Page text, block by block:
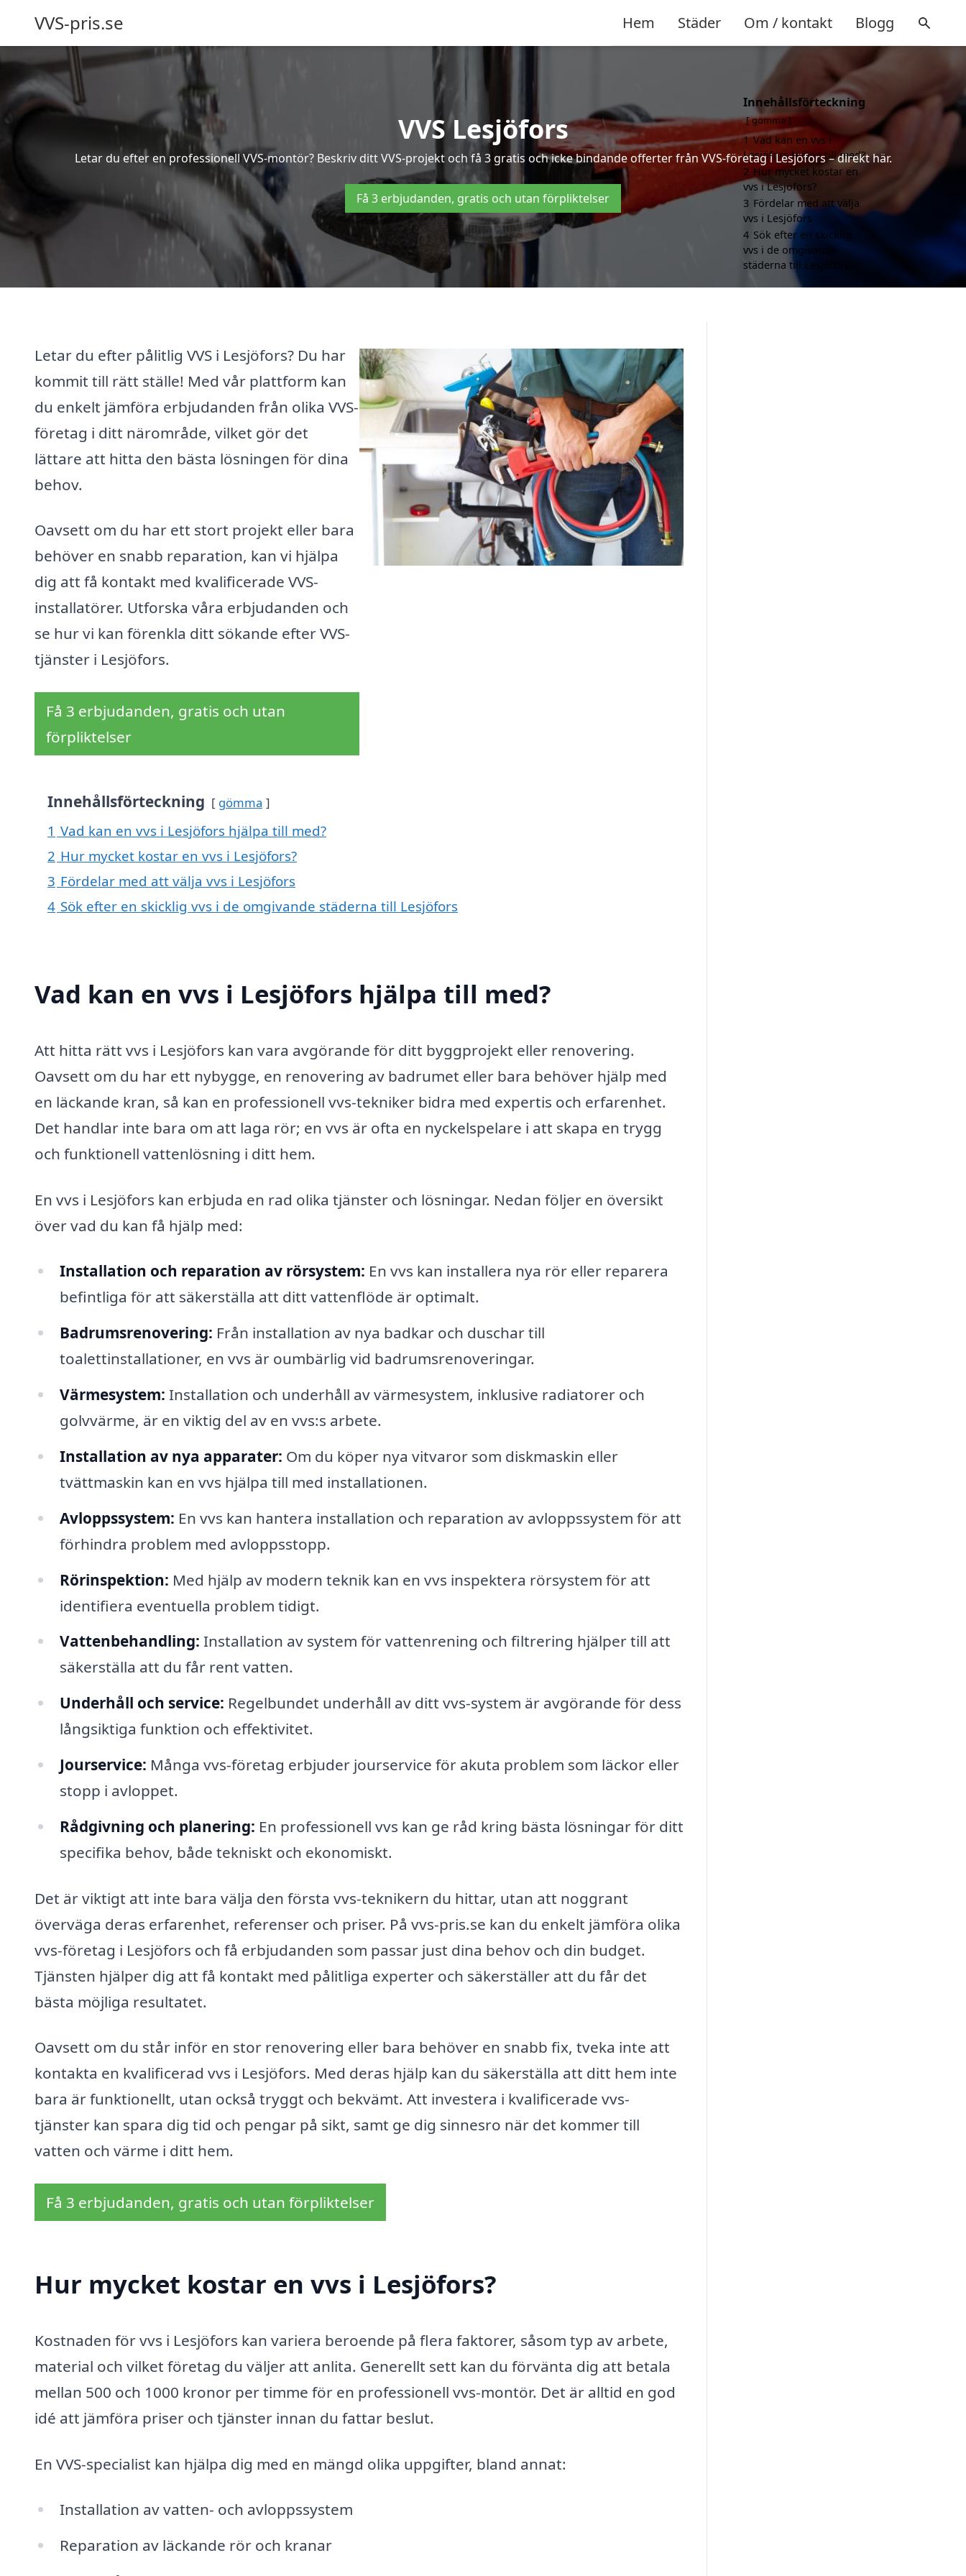
VVS-pris.se Hem Städer Om / kontakt Blogg
VVS Lesjöfors
Letar du efter en professionell VVS-montör? Beskriv ditt VVS-projekt och få 3 gratis och icke bindande offerter från VVS-företag i Lesjöfors – direkt här.
Få 3 erbjudanden, gratis och utan förpliktelser
Letar du efter pålitlig VVS i Lesjöfors? Du har
kommit till rätt ställe! Med vår plattform kan
du enkelt jämföra erbjudanden från olika VVS-
företag i ditt närområde, vilket gör det
lättare att hitta den bästa lösningen för dina
behov.
Oavsett om du har ett stort projekt eller bara
behöver en snabb reparation, kan vi hjälpa
dig att få kontakt med kvalificerade VVS-
installatörer. Utforska våra erbjudanden och
se hur vi kan förenkla ditt sökande efter VVS-
tjänster i Lesjöfors.
Få 3 erbjudanden, gratis och utan
förpliktelser
Innehållsförteckning gömma
1 Vad kan en vvs i Lesjöfors hjälpa till med?
2 Hur mycket kostar en vvs i Lesjöfors?
3 Fördelar med att välja vvs i Lesjöfors
4 Sök efter en skicklig vvs i de omgivande städerna till Lesjöfors
Vad kan en vvs i Lesjöfors hjälpa till med?
Att hitta rätt vvs i Lesjöfors kan vara avgörande för ditt byggprojekt eller renovering.
Oavsett om du har ett nybygge, en renovering av badrumet eller bara behöver hjälp med
en läckande kran, så kan en professionell vvs-tekniker bidra med expertis och erfarenhet.
Det handlar inte bara om att laga rör; en vvs är ofta en nyckelspelare i att skapa en trygg
och funktionell vattenlösning i ditt hem.
En vvs i Lesjöfors kan erbjuda en rad olika tjänster och lösningar. Nedan följer en översikt
över vad du kan få hjälp med:
Installation och reparation av rörsystem: En vvs kan installera nya rör eller reparera
befintliga för att säkerställa att ditt vattenflöde är optimalt.
Badrumsrenovering: Från installation av nya badkar och duschar till
toalettinstallationer, en vvs är oumbärlig vid badrumsrenoveringar.
Värmesystem: Installation och underhåll av värmesystem, inklusive radiatorer och
golvvärme, är en viktig del av en vvs:s arbete.
Installation av nya apparater: Om du köper nya vitvaror som diskmaskin eller
tvättmaskin kan en vvs hjälpa till med installationen.
Avloppssystem: En vvs kan hantera installation och reparation av avloppssystem för att
förhindra problem med avloppsstopp.
Rörinspektion: Med hjälp av modern teknik kan en vvs inspektera rörsystem för att
identifiera eventuella problem tidigt.
Vattenbehandling: Installation av system för vattenrening och filtrering hjälper till att
säkerställa att du får rent vatten.
Underhåll och service: Regelbundet underhåll av ditt vvs-system är avgörande för dess
långsiktiga funktion och effektivitet.
Jourservice: Många vvs-företag erbjuder jourservice för akuta problem som läckor eller
stopp i avloppet.
Rådgivning och planering: En professionell vvs kan ge råd kring bästa lösningar för ditt
specifika behov, både tekniskt och ekonomiskt.
Det är viktigt att inte bara välja den första vvs-teknikern du hittar, utan att noggrant
överväga deras erfarenhet, referenser och priser. På vvs-pris.se kan du enkelt jämföra olika
vvs-företag i Lesjöfors och få erbjudanden som passar just dina behov och din budget.
Tjänsten hjälper dig att få kontakt med pålitliga experter och säkerställer att du får det
bästa möjliga resultatet.
Oavsett om du står inför en stor renovering eller bara behöver en snabb fix, tveka inte att
kontakta en kvalificerad vvs i Lesjöfors. Med deras hjälp kan du säkerställa att ditt hem inte
bara är funktionellt, utan också tryggt och bekvämt. Att investera i kvalificerade vvs-
tjänster kan spara dig tid och pengar på sikt, samt ge dig sinnesro när det kommer till
vatten och värme i ditt hem.
Få 3 erbjudanden, gratis och utan förpliktelser
Hur mycket kostar en vvs i Lesjöfors?
Kostnaden för vvs i Lesjöfors kan variera beroende på flera faktorer, såsom typ av arbete,
material och vilket företag du väljer att anlita. Generellt sett kan du förvänta dig att betala
mellan 500 och 1000 kronor per timme för en professionell vvs-montör. Det är alltid en god
idé att jämföra priser och tjänster innan du fattar beslut.
En VVS-specialist kan hjälpa dig med en mängd olika uppgifter, bland annat:
Installation av vatten- och avloppssystem
Reparation av läckande rör och kranar
Innehållsförteckning
gömma
1 Vad kan en vvs i
Lesjöfors hjälpa till med?
2 Hur mycket kostar en
vvs i Lesjöfors?
3 Fördelar med att välja
vvs i Lesjöfors
4 Sök efter en skicklig
vvs i de omgivande
städerna till Lesjöfors